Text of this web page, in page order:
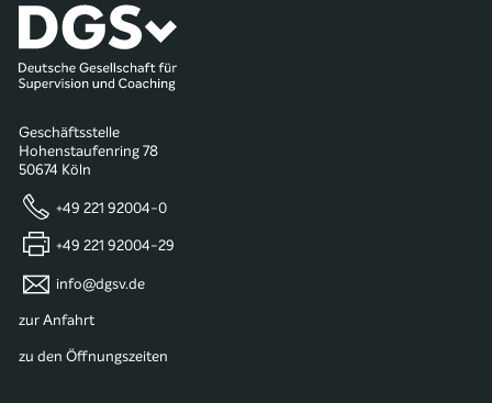
Geschäftsstelle
Hohenstaufenring 78
50674 Köln
+49 221 92004-0
+49 221 92004-29
info@dgsv.de
zur Anfahrt
zu den Öffnungszeiten